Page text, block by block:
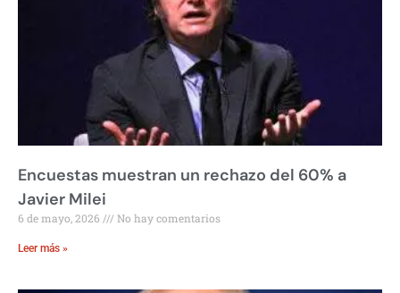
Encuestas muestran un rechazo del 60% a
Javier Milei
6 de mayo, 2026 No hay comentarios
Leer más »